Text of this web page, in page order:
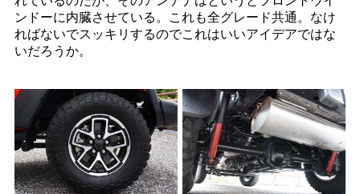
ンドーに内臓させている。これも全グレード共通。なけ
ればないでスッキリするのでこれはいいアイデアではな
いだろうか。